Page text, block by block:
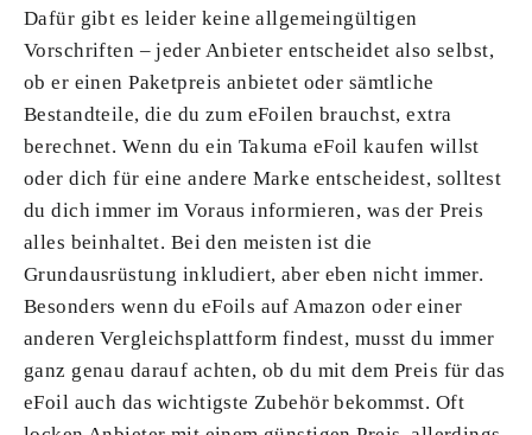
Dafür gibt es leider keine allgemeingültigen
Vorschriften – jeder Anbieter entscheidet also selbst,
ob er einen Paketpreis anbietet oder sämtliche
Bestandteile, die du zum eFoilen brauchst, extra
berechnet. Wenn du ein Takuma eFoil kaufen willst
oder dich für eine andere Marke entscheidest, solltest
du dich immer im Voraus informieren, was der Preis
alles beinhaltet. Bei den meisten ist die
Grundausrüstung inkludiert, aber eben nicht immer.
Besonders wenn du eFoils auf Amazon oder einer
anderen Vergleichsplattform findest, musst du immer
ganz genau darauf achten, ob du mit dem Preis für das
eFoil auch das wichtigste Zubehör bekommst. Oft